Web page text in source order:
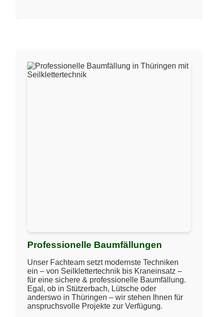
Professionelle Baumfällungen
Unser Fachteam setzt modernste Techniken
ein – von Seilklettertechnik bis Kraneinsatz –
für eine sichere & professionelle Baumfällung.
Egal, ob in Stützerbach, Lütsche oder
anderswo in Thüringen – wir stehen Ihnen für
anspruchsvolle Projekte zur Verfügung.